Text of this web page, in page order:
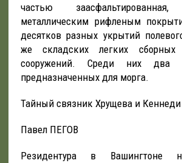
частью
металлическим рифленым
десятков разных укрытий
же складских легких сборных
сооружений. Среди них два
предназначенных для морга.
Тайный связник Хрущева и Кеннеди
Павел ПЕГОВ
Резидентура в